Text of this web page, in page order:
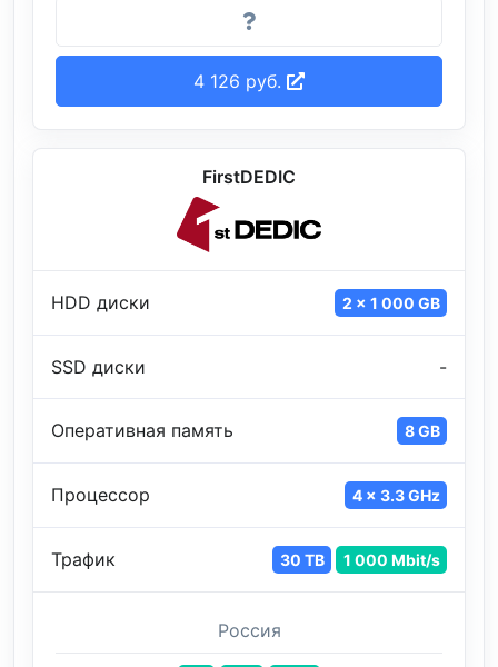
4 126 руб.
FirstDEDIC
HDD диски 2 x 1 000 GB
SSD диски -
Оперативная память 8 GB
Процессор 4 x 3.3 GHz
Трафик 30 TB 1 000 Mbit/s
Россия